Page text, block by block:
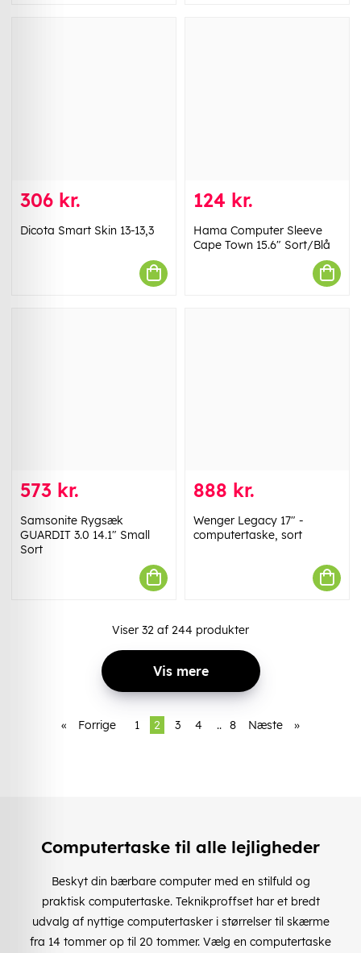
306 kr.
Dicota Smart Skin 13-13,3
124 kr.
Hama Computer Sleeve
Cape Town 15.6" Sort/Blå
573 kr.
Samsonite Rygsæk
GUARDIT 3.0 14.1" Small
Sort
888 kr.
Wenger Legacy 17" -
computertaske, sort
Viser 32 af 244 produkter
Vis mere
« Forrige 1 2 3 4 .. 8 Næste »
Computertaske til alle lejligheder
Beskyt din bærbare computer med en stilfuld og
praktisk computertaske. Teknikproffset har et bredt
udvalg af nyttige computertasker i størrelser til skærme
fra 14 tommer op til 20 tommer. Vælg en computertaske